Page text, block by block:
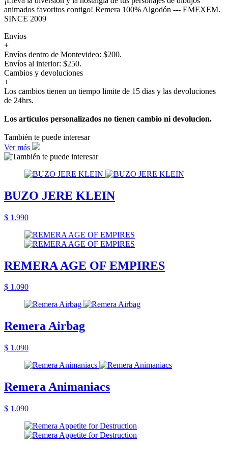
animados favoritos contigo! Remera 100% Algodón --- EMEXEM.
SINCE 2009
Envíos
+
Envíos dentro de Montevideo: $200.
Envíos al interior: $250.
Cambios y devoluciones
+
Los cambios tienen un tiempo limite de 15 dias y las devoluciones
de 24hrs.
Los artículos personalizados no tienen cambio ni devolucion.
También te puede interesar
Ver más
BUZO JERE KLEIN
$ 1.990
REMERA AGE OF EMPIRES
$ 1.090
Remera Airbag
$ 1.090
Remera Animaniacs
$ 1.090